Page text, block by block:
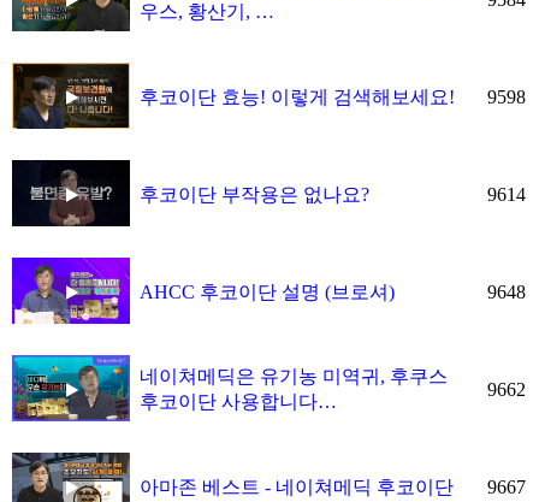
우스, 황산기, …
후코이단 효능! 이렇게 검색해보세요! 9598
후코이단 부작용은 없나요? 9614
AHCC 후코이단 설명 (브로셔) 9648
네이쳐메딕은 유기농 미역귀, 후쿠스
후코이단 사용합니다…
9662
아마존 베스트 - 네이쳐메딕 후코이단 9667